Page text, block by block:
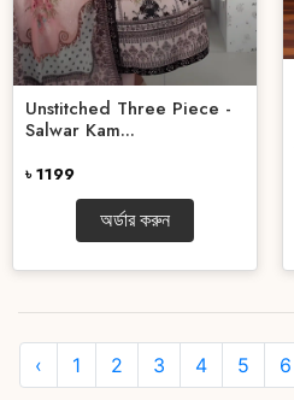
Unstitched Three Piece -
Salwar Kam...
৳ 1199
অর্ডার করুন
‹ 1 2 3 4 5 6